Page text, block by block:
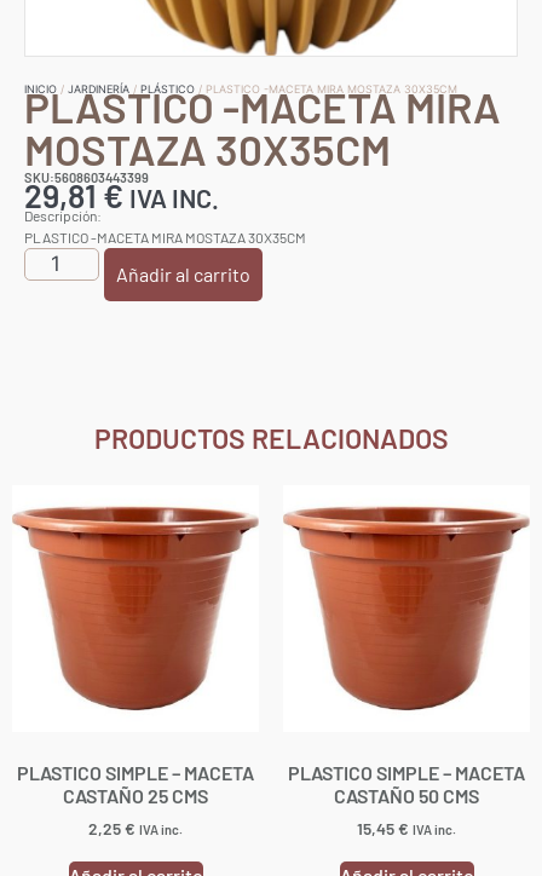
INICIO / JARDINERÍA / PLÁSTICO / PLASTICO -MACETA MIRA MOSTAZA 30X35CM
PLASTICO -MACETA MIRA
MOSTAZA 30X35CM
SKU:5608603443399
29,81€ IVA INC.
Descripción:
PLASTICO -MACETA MIRA MOSTAZA 30X35CM
Añadir al carrito
PRODUCTOS RELACIONADOS
PLASTICO SIMPLE – MACETA
CASTAÑO 25 CMS
2,25€ IVA inc.
PLASTICO SIMPLE – MACETA
CASTAÑO 50 CMS
15,45€ IVA inc.